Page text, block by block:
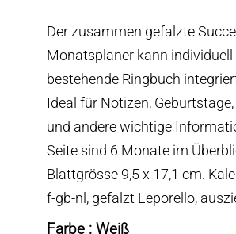
Der zusammen gefalzte
Monatsplaner kann individuell
bestehende Ringbuch
Ideal für Notizen,
und andere wichtige
Seite sind 6 Monate im
Blattgrösse 9,5 x 17,1 cm.
f-gb-nl, gefalzt Leporello,
Farbe : Weiß